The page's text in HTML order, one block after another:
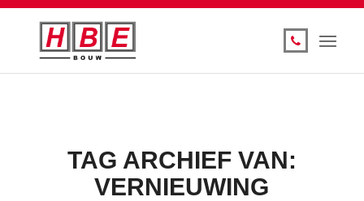
TAG ARCHIEF VAN:
VERNIEUWING